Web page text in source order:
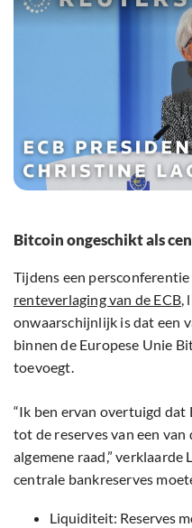
Bitcoin ongeschikt als
Tijdens een
renteverlaging van de ECB,
onwaarschijnlijk is dat een
binnen de Europese Unie
toevoegt.
“Ik ben ervan overtuigd
tot de reserves van een
algemene raad,”
centrale bankreserves
Liquiditeit: Reserves